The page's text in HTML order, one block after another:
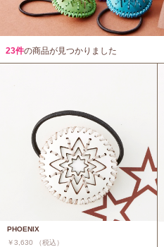
23件の商品が見つかりました
PHOENIX
￥3,630 （税込）